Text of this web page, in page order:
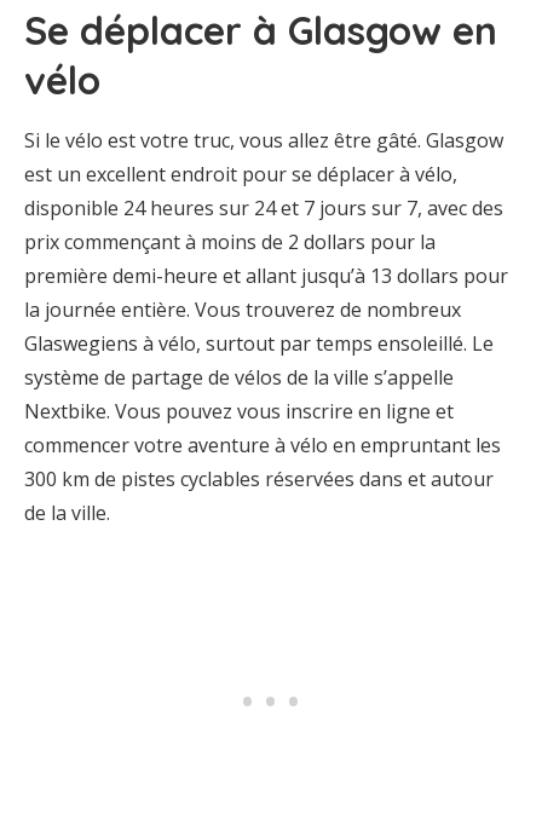
Se déplacer à Glasgow en
vélo
Si le vélo est votre truc, vous allez être gâté. Glasgow
est un excellent endroit pour se déplacer à vélo,
disponible 24 heures sur 24 et 7 jours sur 7, avec des
prix commençant à moins de 2 dollars pour la
première demi-heure et allant jusqu’à 13 dollars pour
la journée entière. Vous trouverez de nombreux
Glaswegiens à vélo, surtout par temps ensoleillé. Le
système de partage de vélos de la ville s’appelle
Nextbike. Vous pouvez vous inscrire en ligne et
commencer votre aventure à vélo en empruntant les
300 km de pistes cyclables réservées dans et autour
de la ville.